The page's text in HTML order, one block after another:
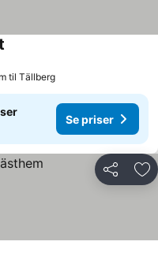
til Tällberg
Se priser
Del